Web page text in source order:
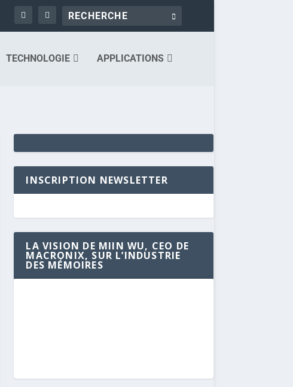
TECHNOLOGIE APPLICATIONS
INSCRIPTION NEWSLETTER
LA VISION DE MIIN WU, CEO DE
MACRONIX, SUR L’INDUSTRIE
DES MÉMOIRES